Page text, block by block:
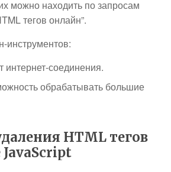
можно находить по запросам
тегов онлайн”.
инструментов:
интернет-соединения.
обрабатывать большие
HTML тегов